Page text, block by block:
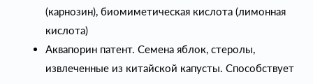
(карнозин), биомиметическая кислота (лимонная
кислота)
Аквапорин патент. Семена яблок, стеролы,
извлеченные из китайской капусты. Способствует